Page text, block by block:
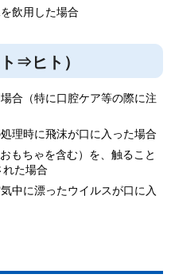
飲用した場合
⇒ヒト）
合（特に口腔ケア等の際に注
理時に飛沫が口に入った場合
もちゃを含む）を、触ること
た場合
中に漂ったウイルスが口に入